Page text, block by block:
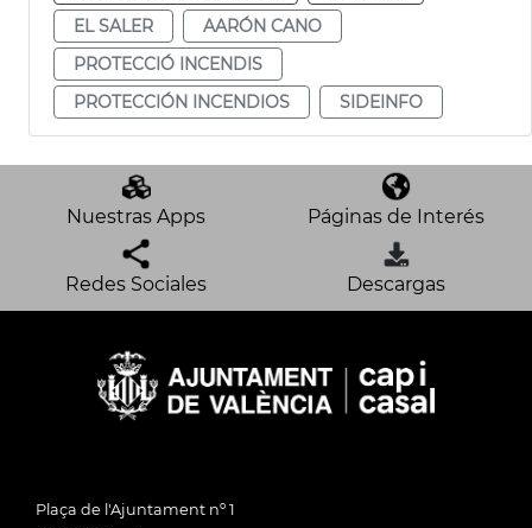
EL SALER
AARÓN CANO
PROTECCIÓ INCENDIS
PROTECCIÓN INCENDIOS
SIDEINFO
Nuestras Apps Páginas de Interés
Redes Sociales Descargas
Plaça de l'Ajuntament nº 1